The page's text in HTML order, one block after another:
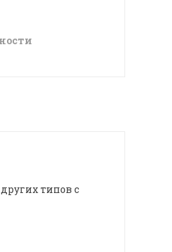
типов с